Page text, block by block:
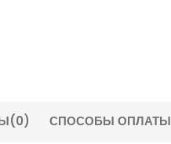
(0) СПОСОБЫ ОПЛАТЫ